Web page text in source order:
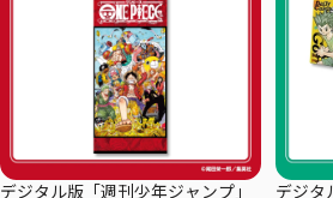
デジタル版「週刊少年ジャンプ」
デジタ